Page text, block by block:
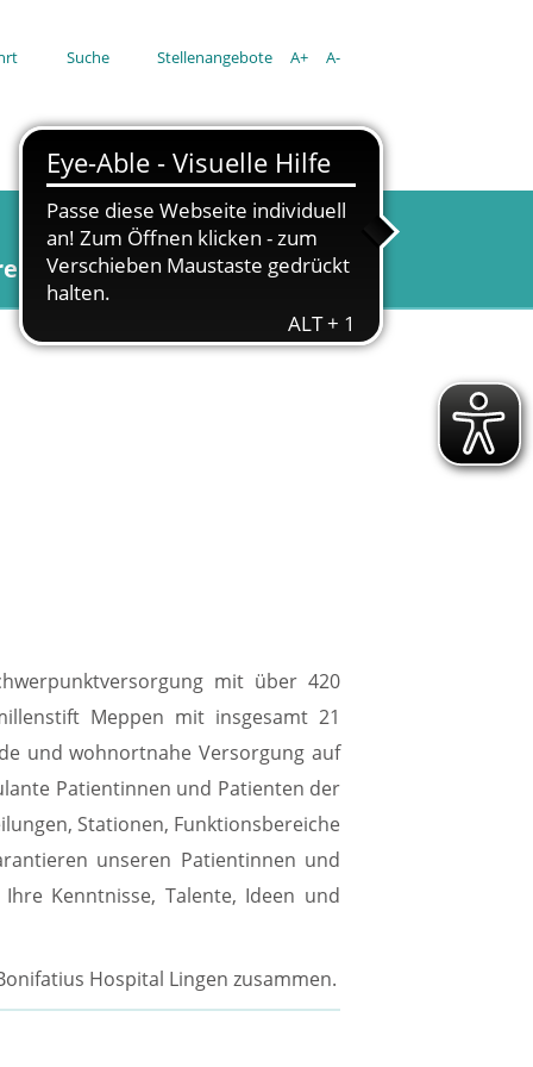
Suche Stellenangebote A+ A-
Aktuell
mit über 420
Meppen mit insgesamt 21
und wohnortnahe Versorgung auf
Patientinnen und Patienten der
Stationen, Funktionsbereiche
unseren Patientinnen und
Kenntnisse, Talente, Ideen und
Hospital Lingen zusammen.